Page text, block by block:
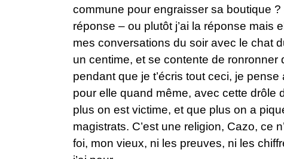
commune pour engraisser sa boutique
réponse – ou plutôt j’ai la réponse mais
mes conversations du soir avec le chat
un centime, et se contente de ronronner
pendant que je t’écris tout ceci, je
pour elle quand même, avec cette drôle
plus on est victime, et que plus on a
magistrats. C’est une religion, Cazo, ce
foi, mon vieux, ni les preuves, ni les